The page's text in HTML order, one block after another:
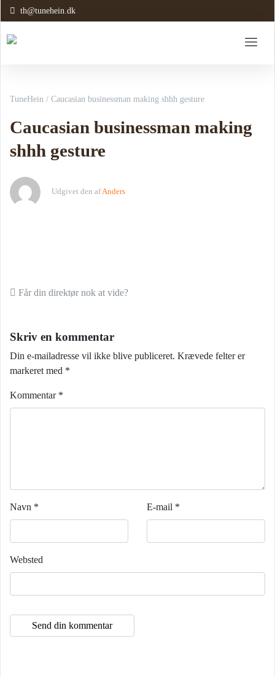
th@tunehein.dk
TuneHein / Caucasian businessman making shhh gesture
Caucasian businessman making
shhh gesture
Udgivet den afAnders
Indlæg navigation
Får din direktør nok at vide?
Skriv en kommentar
Din e-mailadresse vil ikke blive publiceret. Krævede felter er
markeret med *
Kommentar *
Navn * E-mail *
Websted